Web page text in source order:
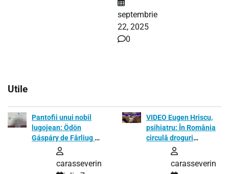
septembrie
22, 2025
0
Utile
Pantofii unui nobil
lugojean: Ödön
Gáspáry de Fârliug și
eleganța Budapestei
carasseverin
VIDEO Eugen Hriscu,
psihiatru: În România
circulă droguri
extrem de puternice,
carasseverin